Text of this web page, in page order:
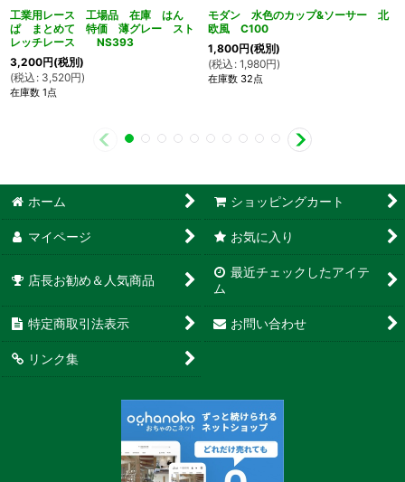
工業用レース 工場品 在庫 はん
ぱ まとめて 特価 薄グレー スト
レッチレース NS393
3,200円(税別)
(税込 : 3,520円)
在庫数 1点
モダン 水色のカップ&ソーサー 北
欧風 C100
1,800円(税別)
(税込 : 1,980円)
在庫数 32点
ホーム ショッピングカート
マイページ お気に入り
店長お勧め＆人気商品
最近チェックしたアイテ
ム
特定商取引法表示 お問い合わせ
リンク集